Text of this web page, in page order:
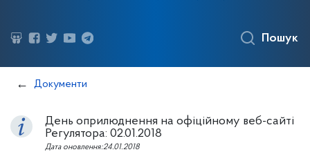
Пошук
Документи
День оприлюднення на офіційному веб-сайті
Регулятора: 02.01.2018
Дата оновлення:24.01.2018